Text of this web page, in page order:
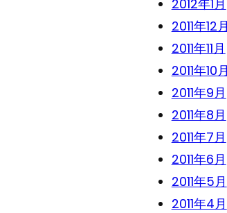
2012年1月
2011年12月
2011年11月
2011年10月
2011年9月
2011年8月
2011年7月
2011年6月
2011年5月
2011年4月